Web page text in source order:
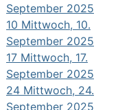
September 2025
10 Mittwoch, 10.
September 2025
17 Mittwoch, 17.
September 2025
24 Mittwoch, 24.
September 2025